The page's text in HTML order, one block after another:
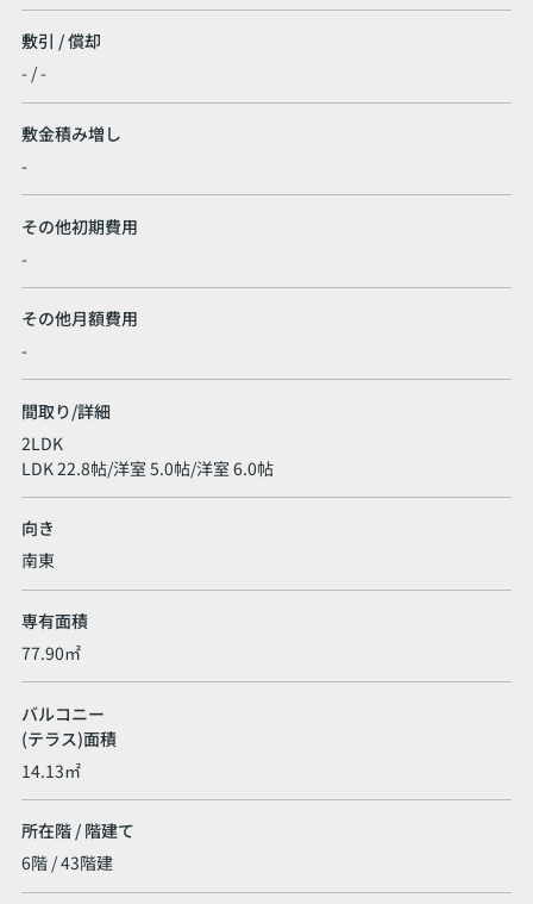
敷引 / 償却
- / -
敷金積み増し
-
その他初期費用
-
その他月額費用
-
間取り/詳細
2LDK
LDK 22.8帖/洋室 5.0帖/洋室 6.0帖
向き
南東
専有面積
77.90㎡
バルコニー
(テラス)面積
14.13㎡
所在階 / 階建て
6階 / 43階建